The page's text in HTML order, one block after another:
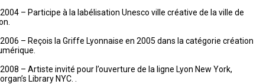
– Participe à la labélisation Unesco ville créative de la ville de
– Reçois la Griffe Lyonnaise en 2005 dans la catégorie création
– Artiste invité pour l’ouverture de la ligne Lyon New York,
Library NYC. .